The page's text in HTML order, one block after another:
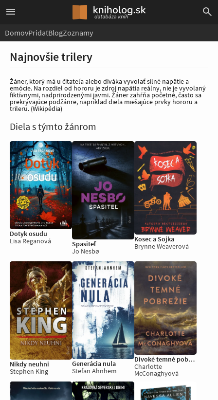
DomovPridaťBlogZoznamy
Najnovšie trilery
Žáner, ktorý má u čitateľa alebo diváka vyvolať silné napätie a
emócie. Na rozdiel od hororu je zdroj napätia reálny, nie je vyvolaný
fiktívnymi, nadprirodzenými javmi. Žáner zahŕňa početné, často sa
prekrývajúce podžánre, napríklad diela miešajúce prvky hororu a
trileru. (Wikipédia)
Diela s týmto žánrom
Dotyk osudu
Lisa Reganová
Spasiteľ
Jo Nesbø
Kosec a Sojka
Brynne Weaverová
Nikdy neuhni
Stephen King
Generácia nula
Stefan Ahnhem
Divoké temné pobrežie
Charlotte
McConaghyová